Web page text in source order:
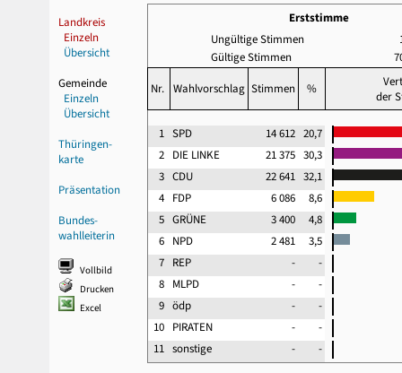
Landkreis
Einzeln
Übersicht
Gemeinde
Einzeln
Übersicht
Thüringen-
karte
Präsentation
Bundes-
wahlleiterin
Vollbild
Drucken
Excel
Erststimme
Ungültige Stimmen
Gültige Stimmen
Nr. Wahlvorschlag Stimmen %
der
1 SPD 14 612 20,7
2 DIE LINKE 21 375 30,3
3 CDU 22 641 32,1
4 FDP 6 086
8,6
5 GRÜNE 3 400
4,8
6 NPD 2 481
3,5
7 REP -
-
8 MLPD -
-
9 ödp -
-
10 PIRATEN -
-
11 sonstige - -